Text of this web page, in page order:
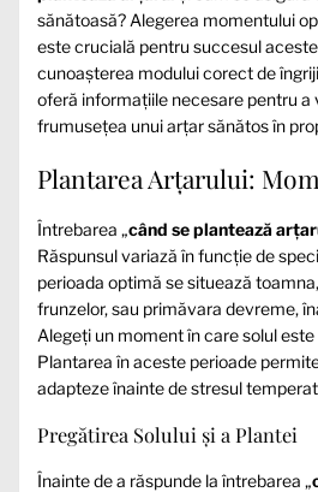
sănătoasă? Alegerea momentului
este crucială pentru succesul
cunoașterea modului corect de
oferă informațiile necesare pentru a
frumusețea unui arțar sănătos în
Plantarea Arțarului:
Întrebarea „când se plantează
Răspunsul variază în funcție de
perioada optimă se situează
frunzelor, sau primăvara devreme,
Alegeți un moment în care solul
Plantarea în aceste perioade
adapteze înainte de stresul
Pregătirea Solului și a Plantei
Înainte de a răspunde la întrebarea „